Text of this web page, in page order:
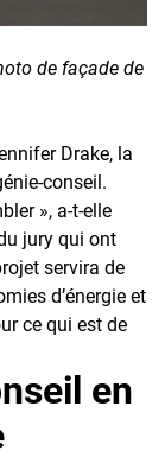
de façade de
Drake, la
conseil.
», a-t-elle
jury qui ont
servira de
d’énergie et
ce qui est de
en